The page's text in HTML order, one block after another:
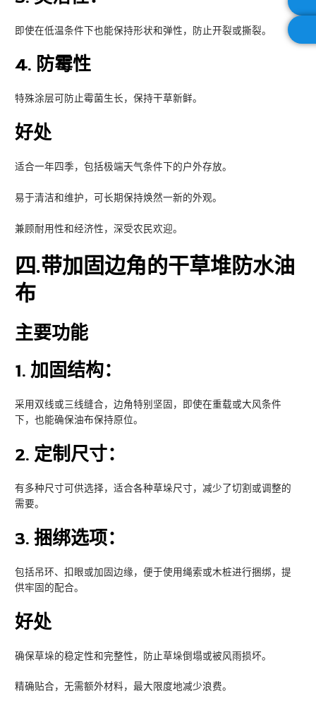
即使在低温条件下也能保持形状和弹性，防止开裂或撕裂。
4. 防霉性
特殊涂层可防止霉菌生长，保持干草新鲜。
好处
适合一年四季，包括极端天气条件下的户外存放。
易于清洁和维护，可长期保持焕然一新的外观。
兼顾耐用性和经济性，深受农民欢迎。
四.带加固边角的干草堆防水油
布
主要功能
1.加固结构：
采用双线或三线缝合，边角特别坚固，即使在重载或大风条件
下，也能确保油布保持原位。
2.定制尺寸：
有多种尺寸可供选择，适合各种草垛尺寸，减少了切割或调整的
需要。
3.捆绑选项：
包括吊环、扣眼或加固边缘，便于使用绳索或木桩进行捆绑，提
供牢固的配合。
好处
确保草垛的稳定性和完整性，防止草垛倒塌或被风雨损坏。
精确贴合，无需额外材料，最大限度地减少浪费。